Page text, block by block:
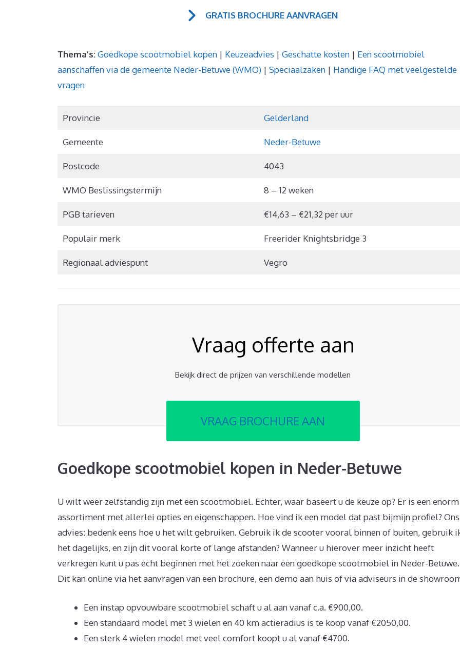
GRATIS BROCHURE AANVRAGEN
Thema’s:Goedkope scootmobiel kopen | Keuzeadvies | Geschatte kosten | Een scootmobiel
aanschaffen via de gemeente Neder-Betuwe (WMO) | Speciaalzaken | Handige FAQ met veelgestelde
vragen
Provincie Gelderland
Gemeente Neder-Betuwe
Postcode 4043
WMO Beslissingstermijn 8 – 12 weken
PGB tarieven €14,63 – €21,32 per uur
Populair merk Freerider Knightsbridge 3
Regionaal adviespunt Vegro
Vraag offerte aan
Bekijk direct de prijzen van verschillende modellen
VRAAG BROCHURE AAN
Goedkope scootmobiel kopen in Neder-Betuwe
U wilt weer zelfstandig zijn met een scootmobiel. Echter, waar baseert u de keuze op? Er is een enorm
assortiment met allerlei opties en eigenschappen. Hoe vind ik een model dat past bijmijn profiel? Ons
advies: bedenk eens hoe u het wilt gebruiken. Gebruik ik de scooter vooral binnen of buiten, gebruik
het dagelijks, en zijn dit vooral korte of lange afstanden? Wanneer u hierover meer inzicht heeft
verkregen kunt u pas echt beginnen met het zoeken naar een goedkope scootmobiel in Neder-Betuwe.
Dit kan online via het aanvragen van een brochure, een demo aan huis of via adviseurs in de
Een instap opvouwbare scootmobiel schaft u al aan vanaf c.a. €900,00.
Een standaard model met 3 wielen en 40 km actieradius is te koop vanaf €2050,00.
Een sterk 4 wielen model met veel comfort koopt u al vanaf €4700.